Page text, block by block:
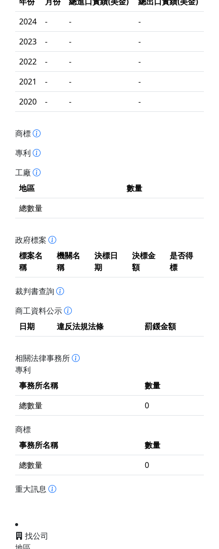
2024
- -
-
2023
- -
-
2022
- -
-
2021
- -
-
2020
- - -
商標
專利
工廠
地區
數量
總數量
政府標案
標案名
稱
機關名
稱
決標日
期
決標金
額
是否得
標
裁判書查詢
商工資料公示
日期
違反法規法條 罰鍰金額
相關法律事務所
專利
事務所名稱
數量
總數量
0
商標
事務所名稱
數量
總數量
0
重大訊息
找公司